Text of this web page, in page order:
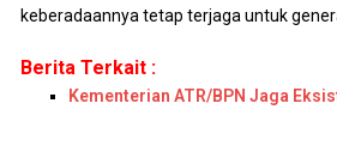
keberadaannya tetap terjaga untuk
Berita Terkait :
Kementerian ATR/BPN Jaga